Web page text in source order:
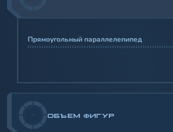
Прямоугольный параллелепипед
- ОБЪЕМ ФИГУР